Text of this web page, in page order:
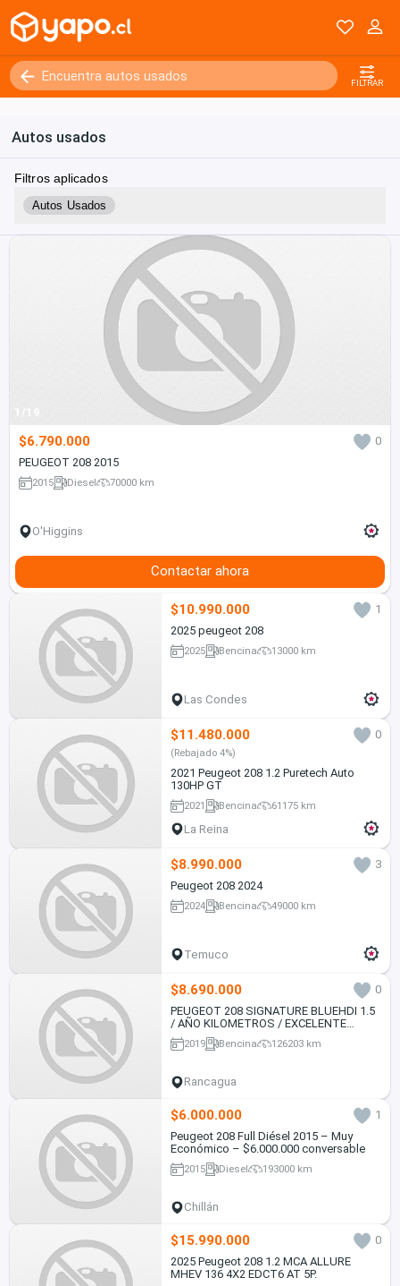
FILTRAR
Autos usados
Filtros aplicados
Autos Usados
1/19
$6.790.000
0
PEUGEOT 208 2015
2015 Diesel 70000 km
O'Higgins
Contactar ahora
$10.990.000
1
2025 peugeot 208
2025 Bencina 13000 km
Las Condes
$11.480.000 0
(Rebajado 4%)
2021 Peugeot 208 1.2 Puretech Auto
130HP GT
2021 Bencina 61175 km
La Reina
$8.990.000
3
Peugeot 208 2024
2024 Bencina 49000 km
Temuco
$8.690.000
0
PEUGEOT 208 SIGNATURE BLUEHDI 1.5
/ AÑO KILOMETROS / EXCELENTE
ESTADO
2019 Bencina 126203 km
Rancagua
$6.000.000
1
Peugeot 208 Full Diésel 2015 – Muy
Económico – $6.000.000 conversable
2015 Diesel 193000 km
Chillán
$15.990.000
0
2025 Peugeot 208 1.2 MCA ALLURE
MHEV 136 4X2 EDCT6 AT 5P.